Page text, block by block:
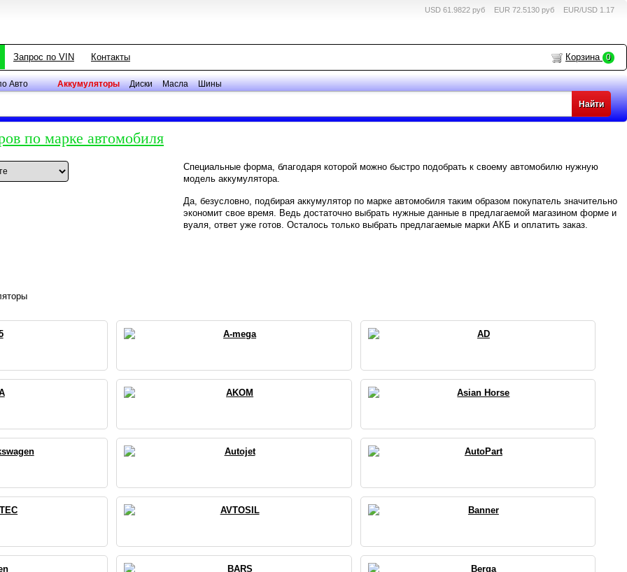
USD 61.9822 руб EUR 72.5130 руб EUR/USD 1.17
Запрос по VIN Контакты Корзина 0
Авто Аккумуляторы Диски Масла Шины
по марке автомобиля
Специальные форма, благодаря которой можно быстро подобрать к своему автомобилю нужную
модель аккумулятора.
Да, безусловно, подбирая аккумулятор по марке автомобиля таким образом покупатель значительно
экономит свое время. Ведь достаточно выбрать нужные данные в предлагаемой магазином форме и
вуаля, ответ уже готов. Осталось только выбрать предлагаемые марки АКБ и оплатить заказ.
A-mega AD
AKOM Asian Horse
Autojet AutoPart
AVTOSIL Banner
BARS Berga